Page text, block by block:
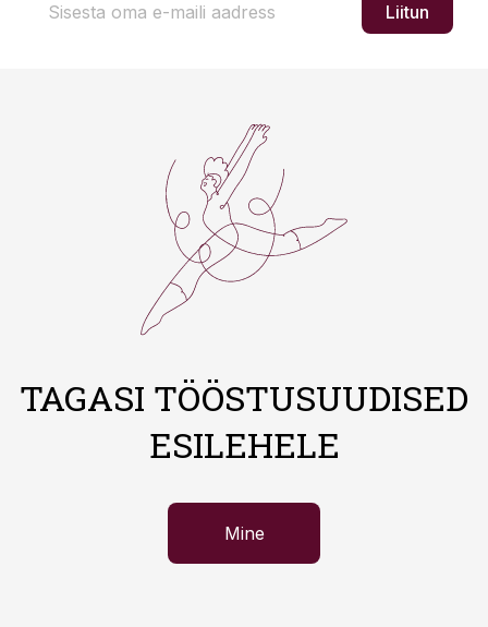
Liitun
TAGASI TÖÖSTUSUUDISED
ESILEHELE
Mine